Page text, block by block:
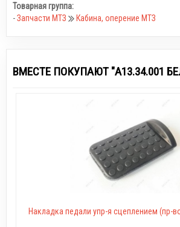
Товарная группа:
-Запчасти МТЗ Кабина, оперение МТЗ
ВМЕСТЕ ПОКУПАЮТ "А13.34.001
Накладка педали упр-я сцеплением (пр-